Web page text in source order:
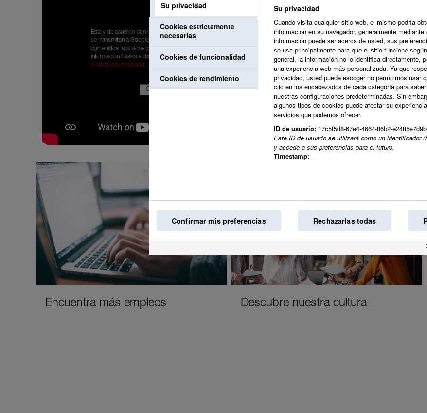
Nuestro objetivo
valore y acoja tus
desarrollo que
profesional.
Juntos creamos
mundo.
Estoy de acuerdo con que mis datos personales
se transmitan a Google para poder visualizar
contenidos facilitados por YouTube. He leído la
información básica sobre protección de datos:
Política de privacidad .
Encuentra más empleos Descubre nuestra cultura
Su privacidad
Cookies estrictamente
necesarias
Cookies de funcionalidad
Cookies de rendimiento
Su privacidad
Cuando visita cualquier sitio web, el mismo podría
información en su navegador, generalmente
información puede ser acerca de usted, sus
se usa principalmente para que el sitio funcione
general, la información no lo identifica directamente,
una experiencia web más personalizada. Ya que
privacidad, usted puede escoger no permitirnos usar
clic en los encabezados de cada categoría para
nuestras configuraciones predeterminadas. Sin
algunos tipos de cookies puede afectar su
servicios que podemos ofrecer.
ID de usuario: 17c5f5d8-67e4-4664-86b2-
Este ID de usuario se utilizará como un identificador
y accede a sus preferencias para el futuro.
Timestamp: --
Confirmar mis preferencias Rechazarlas todas